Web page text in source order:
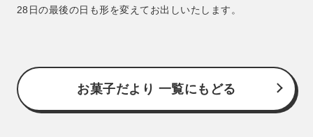
28日の最後の日も形を変えてお出しいたします。
お菓子だより 一覧にもどる